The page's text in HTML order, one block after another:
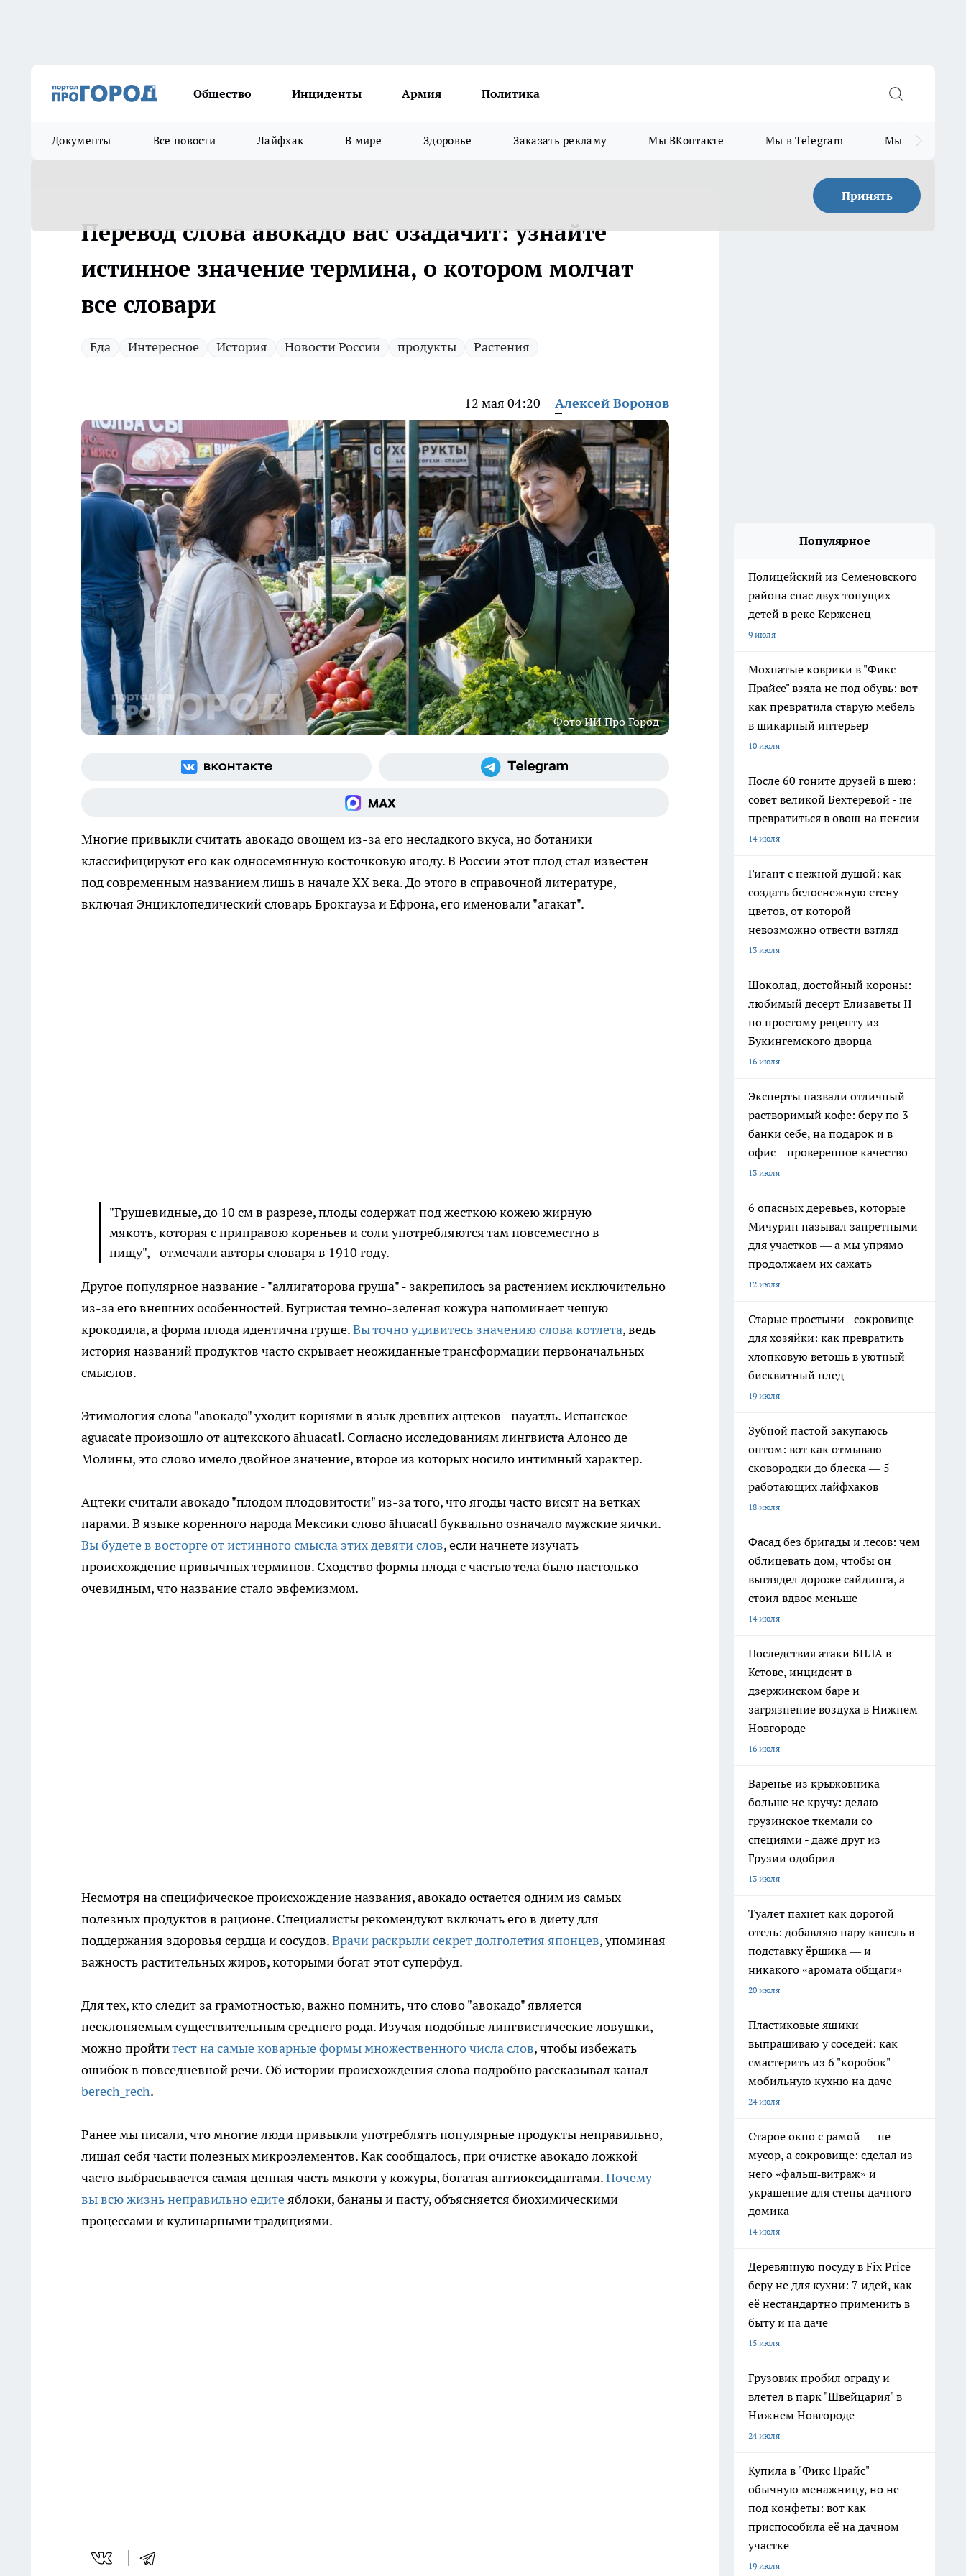
Общество Инциденты Армия Политика
Документы Все новости Лайфхак В мире Здоровье Заказать рекламу Мы ВКонтакте Мы в Telegram Мы в MAX
Принять
Перевод слова авокадо вас озадачит: узнайте
истинное значение термина, о котором молчат
все словари
Еда Интересное История Новости России продукты Растения
12 мая 04:20 Алексей Воронов
Фото ИИ Про Город
Многие привыкли считать авокадо овощем из-за его несладкого вкуса, но ботаники
классифицируют его как односемянную косточковую ягоду. В России этот плод стал известен
под современным названием лишь в начале XX века. До этого в справочной литературе,
включая Энциклопедический словарь Брокгауза и Ефрона, его именовали "агакат".
"Грушевидные, до 10 см в разрезе, плоды содержат под жесткою кожею жирную
мякоть, которая с приправою кореньев и соли употребляются там повсеместно в
пищу", - отмечали авторы словаря в 1910 году.
Другое популярное название - "аллигаторова груша" - закрепилось за растением исключительно
из-за его внешних особенностей. Бугристая темно-зеленая кожура напоминает чешую
крокодила, а форма плода идентична груше.Вы точно удивитесь значению слова котлета, ведь
история названий продуктов часто скрывает неожиданные трансформации первоначальных
смыслов.
Этимология слова "авокадо" уходит корнями в язык древних ацтеков - науатль. Испанское
aguacate произошло от ацтекского āhuacatl. Согласно исследованиям лингвиста Алонсо де
Молины, это слово имело двойное значение, второе из которых носило интимный характер.
Ацтеки считали авокадо "плодом плодовитости" из-за того, что ягоды часто висят на ветках
парами. В языке коренного народа Мексики слово āhuacatl буквально означало мужские яички.
Вы будете в восторге от истинного смысла этих девяти слов, если начнете изучать
происхождение привычных терминов. Сходство формы плода с частью тела было настолько
очевидным, что название стало эвфемизмом.
Несмотря на специфическое происхождение названия, авокадо остается одним из самых
полезных продуктов в рационе. Специалисты рекомендуют включать его в диету для
поддержания здоровья сердца и сосудов.Врачи раскрыли секрет долголетия японцев, упоминая
важность растительных жиров, которыми богат этот суперфуд.
Для тех, кто следит за грамотностью, важно помнить, что слово "авокадо" является
несклоняемым существительным среднего рода. Изучая подобные лингвистические ловушки,
можно пройтитест на самые коварные формы множественного числа слов, чтобы избежать
ошибок в повседневной речи. Об истории происхождения слова подробно рассказывал канал
berech_rech.
Ранее мы писали, что многие люди привыкли употреблять популярные продукты неправильно,
лишая себя части полезных микроэлементов. Как сообщалось, при очистке авокадо ложкой
часто выбрасывается самая ценная часть мякоти у кожуры, богатая антиоксидантами.Почему
вы всю жизнь неправильно едитеяблоки, бананы и пасту, объясняется биохимическими
процессами и кулинарными традициями.
Популярное
Полицейский из Семеновского
района спас двух тонущих
детей в реке Керженец
9 июля
Мохнатые коврики в "Фикс
Прайсе" взяла не под обувь: вот
как превратила старую мебель
в шикарный интерьер
10 июля
После 60 гоните друзей в шею:
совет великой Бехтеревой - не
превратиться в овощ на пенсии
14 июля
Гигант с нежной душой: как
создать белоснежную стену
цветов, от которой
невозможно отвести взгляд
13 июля
Шоколад, достойный короны:
любимый десерт Елизаветы II
по простому рецепту из
Букингемского дворца
16 июля
Эксперты назвали отличный
растворимый кофе: беру по 3
банки себе, на подарок и в
офис – проверенное качество
13 июля
6 опасных деревьев, которые
Мичурин называл запретными
для участков — а мы упрямо
продолжаем их сажать
12 июля
Старые простыни - сокровище
для хозяйки: как превратить
хлопковую ветошь в уютный
бисквитный плед
19 июля
Зубной пастой закупаюсь
оптом: вот как отмываю
сковородки до блеска — 5
работающих лайфхаков
18 июля
Фасад без бригады и лесов: чем
облицевать дом, чтобы он
выглядел дороже сайдинга, а
стоил вдвое меньше
14 июля
Последствия атаки БПЛА в
Кстове, инцидент в
дзержинском баре и
загрязнение воздуха в Нижнем
Новгороде
16 июля
Варенье из крыжовника
больше не кручу: делаю
грузинское ткемали со
специями - даже друг из
Грузии одобрил
13 июля
Туалет пахнет как дорогой
отель: добавляю пару капель в
подставку ёршика — и
никакого «аромата общаги»
20 июля
Пластиковые ящики
выпрашиваю у соседей: как
смастерить из 6 "коробок"
мобильную кухню на даче
24 июля
Старое окно с рамой — не
мусор, а сокровище: сделал из
него «фальш‑витраж» и
украшение для стены дачного
домика
14 июля
Деревянную посуду в Fix Price
беру не для кухни: 7 идей, как
её нестандартно применить в
быту и на даче
15 июля
Грузовик пробил ограду и
влетел в парк "Швейцария" в
Нижнем Новгороде
24 июля
Купила в "Фикс Прайс"
обычную менажницу, но не
под конфеты: вот как
приспособила её на дачном
участке
19 июля